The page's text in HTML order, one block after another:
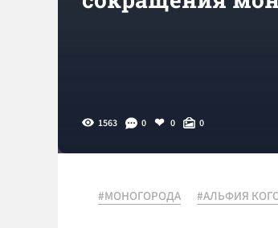
1563 0 0 0
#МОНОГОРОДА #АЛЬФИЯ